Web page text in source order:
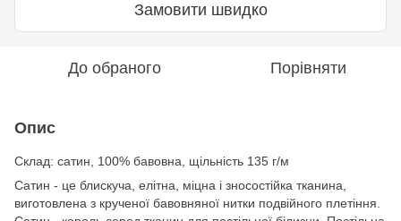
Замовити швидко
До обраного Порівняти
Опис
Cклад: сатин, 100% бавовна, щільність 135 г/м
Сатин - це блискуча, елітна, міцна і зносостійка тканина,
виготовлена з крученої бавовняної нитки подвійного плетіння.